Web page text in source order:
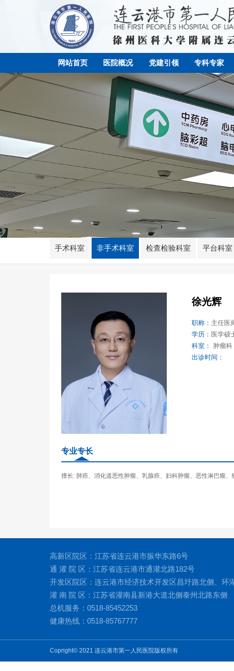
网站首页 医院概况 党建引领 专科专家
手术科室 非手术科室 检查检验科室 平台科室
徐光辉
职称： 主任医
学历： 医学硕
科室：
肿瘤科
出诊时间：
专业专长
擅长: 肺癌、消化道恶性肿瘤、乳腺癌、妇科肿瘤、恶性淋巴瘤
高新区院区：江苏省连云港市振华东路6号
通 灌 院 区：江苏省连云港市通灌北路182号
开发区院区：连云港市经济技术开发区昌圩路北侧、环
灌 南 院 区：江苏省灌南县新港大道北侧泰州北路东侧
总机服务：0518-85452253
健康热线：0518-85767777
Copright© 2021 连云港市第一人民医院版权所有